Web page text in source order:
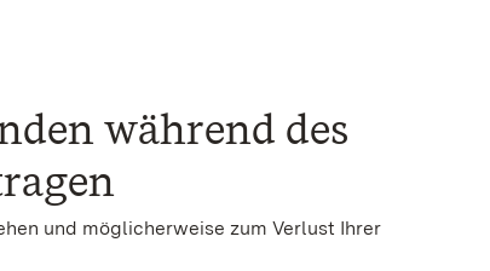
während des
und möglicherweise zum Verlust Ihrer